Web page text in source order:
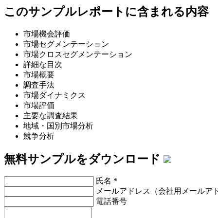
このサンプルレポートに含まれる内容
市場機会評価
市場セグメンテーション
市場クロスセグメンテーション
詳細な目次
市場概要
調査手法
市場ダイナミクス
市場評価
主要な調査結果
地域・国別市場分析
競争分析
無料サンプルをダウンロード
氏名 *
メールアドレス（会社用メールア
電話番号